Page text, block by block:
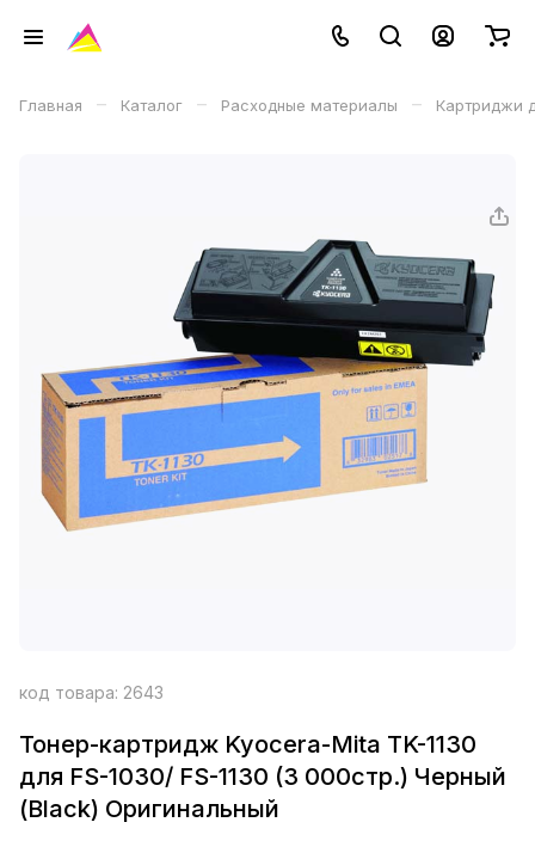
Главная – Каталог – Расходные материалы – Картриджи
код товара: 2643
Тонер-картридж Kyocera-Mita TK-1130
для FS-1030/ FS-1130 (3 000стр.) Черный
(Black) Оригинальный